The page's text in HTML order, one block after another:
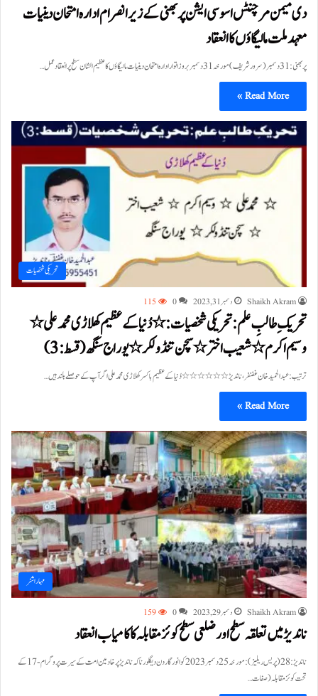
دی میمن مرچنٹس اسوسی ایشن پربھنی کے زیر انصرام ادارہ امتحان دینیات
معہد ملت مالیگاؤں کا انعقاد
پربھنی:31 دسمبر(سرور شریف ) مورخہ 31 دسمبر بروز اتوار ادارہ امتحان دینیات مالیگاؤں کا عظیم الشان سطح پر انعقاد عمل…
Read More »
تحریکی شخصیات
Shaikh Akram دسمبر 31, 2023 0
115
تحریک ِ طالبِ علم : تحریکی شخصیات : ٭ دُنیا کے عظیم کھلاڑی محمد علی٭
وسیم اکرم ٭ شعیب اختر ٭ سچن تنڈولکر٭ یوراج سنگھ (قسط: 3)
ترتیب : عبدالحمید خان غضنفر، ناندیڑ ٭٭٭٭٭٭ دُنیا کے عظیم باکسر کھلاڑی محمد علی اگر آپ کے حوصلے بلند ہیں…
Read More »
مہاراشٹر
Shaikh Akram دسمبر 29, 2023 0
159
ناندیڑ میں تعلقہ سطح اور ضلعی سطح کوئز مقابلہ کا کامیاب انعقاد
ناندیڑ:28(پریس ریلیز):مورخہ25 دسمبر2023 کو انور گاردن دیگلور ناکہ ناندیڑ پر خادمین امت کے سیرت پروگرام-17 کے
تحت کوئز مقابلہ (صفات…